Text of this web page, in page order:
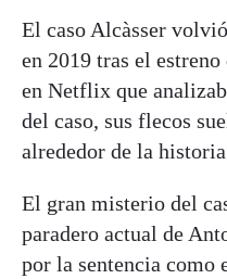
El caso Alcàsser
en 2019 tras el
en Netflix que
del caso, sus flecos
alrededor de la
El gran misterio del
paradero actual de
por la sentencia como